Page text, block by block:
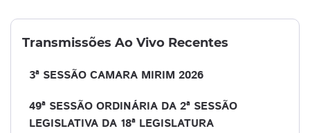
Transmissões Ao Vivo Recentes
3ª SESSÃO CAMARA MIRIM 2026
49ª SESSÃO ORDINÁRIA DA 2ª SESSÃO
LEGISLATIVA DA 18ª LEGISLATURA